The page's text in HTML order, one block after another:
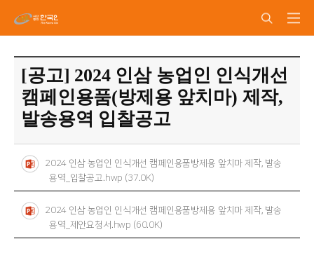
[공고] 2024 인삼 농업인 인식개선
캠페인용품(방제용 앞치마) 제작,
발송용역 입찰공고
2024 인삼 농업인 인식개선 캠페인용품방제용 앞치마 제작, 발송
용역_입찰공고.hwp (37.0K)
2024 인삼 농업인 인식개선 캠페인용품방제용 앞치마 제작, 발송
용역_제안요청서.hwp (60.0K)